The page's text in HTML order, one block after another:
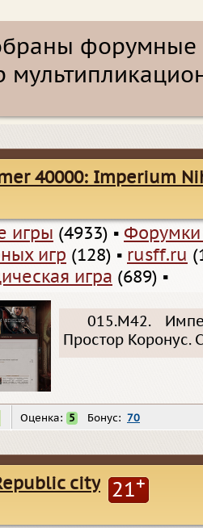
форумные
40000: Imperium
игры (4933) ▪
игр (128) ▪ rusff.ru
игра (689) ▪
015.М42.
Простор Коронус.
Оценка: 5 Бонус: 70
city 21+